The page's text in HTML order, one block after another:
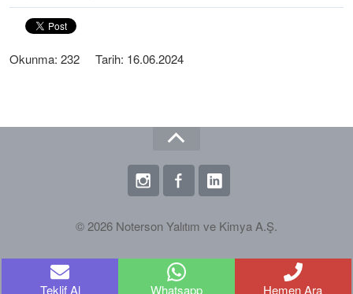
Okunma: 232 Tarih: 16.06.2024
© 2026 Noterson Yalıtım ve Kimya A.Ş.
Teklif Al Whatsapp Hemen Ara